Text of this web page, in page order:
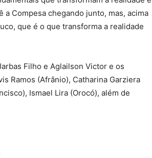
Compesa chegando junto, mas, acima
que é o que transforma a realidade
Filho e Aglailson Victor e os
Ramos (Afrânio), Catharina Garziera
Ismael Lira (Orocó), além de